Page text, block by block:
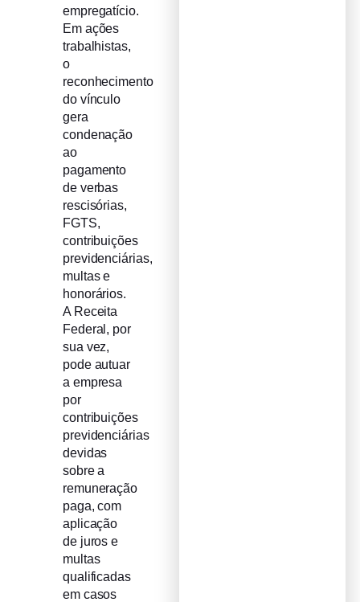
empregatício.
Em ações
trabalhistas,
o
reconhecimento
do vínculo
gera
condenação
ao
pagamento
de verbas
rescisórias,
FGTS,
contribuições
previdenciárias,
multas e
honorários.
A Receita
Federal, por
sua vez,
pode autuar
a empresa
por
contribuições
previdenciárias
devidas
sobre a
remuneração
paga, com
aplicação
de juros e
multas
qualificadas
em casos